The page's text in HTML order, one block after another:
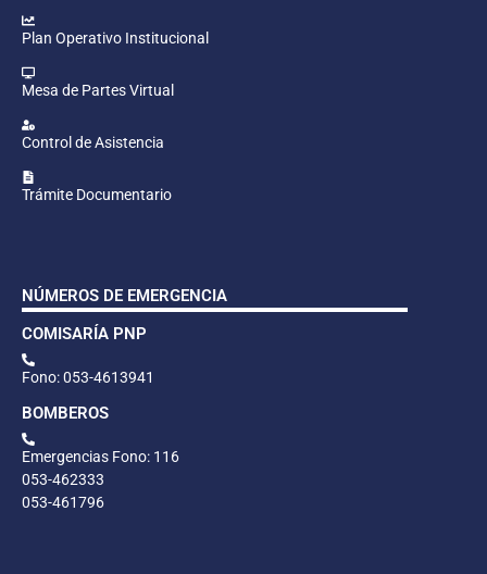
Plan Operativo Institucional
Mesa de Partes Virtual
Control de Asistencia
Trámite Documentario
NÚMEROS DE EMERGENCIA
COMISARÍA PNP
Fono: 053-4613941
BOMBEROS
Emergencias Fono: 116
053-462333
053-461796